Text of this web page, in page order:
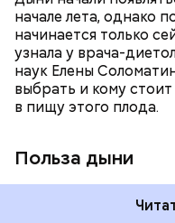
начале лета, однако
начинается только
узнала у врача-
наук Елены
выбрать и кому
в пищу этого плода.
Польза дыни
магний — помогает
спазмироваться.
По мнению
достаточно
раз в месяц. В